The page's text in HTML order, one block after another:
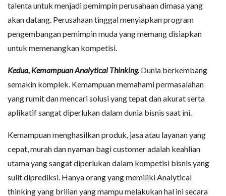
talenta untuk menjadi pemimpin perusahaan dimasa yang
akan datang. Perusahaan tinggal menyiapkan program
pengembangan pemimpin muda yang memang disiapkan
untuk memenangkan kompetisi.
Kedua, Kemampuan Analytical Thinking. Dunia berkembang
semakin komplek. Kemampuan memahami permasalahan
yang rumit dan mencari solusi yang tepat dan akurat serta
aplikatif sangat diperlukan dalam dunia bisnis saat ini.
Kemampuan menghasilkan produk, jasa atau layanan yang
cepat, murah dan nyaman bagi customer adalah keahlian
utama yang sangat diperlukan dalam kompetisi bisnis yang
sulit diprediksi. Hanya orang yang memiliki Analytical
thinking yang brilian yang mampu melakukan hal ini secara